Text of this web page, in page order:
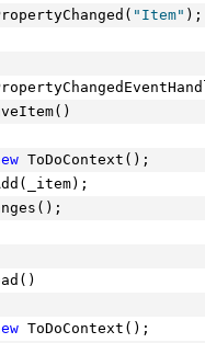
"Item" );
ToDoContext();
ToDoContext();